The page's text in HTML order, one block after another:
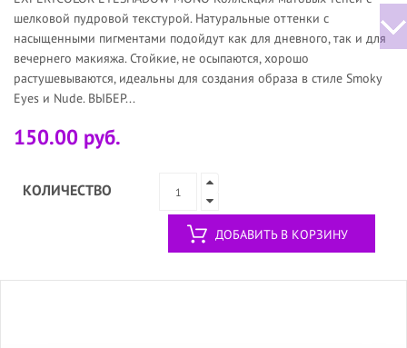
шелковой пудровой текстурой. Натуральные оттенки с
насыщенными пигментами подойдут как для дневного, так и для
вечернего макияжа. Стойкие, не осыпаются, хорошо
растушевываются, идеальны для создания образа в стиле Smoky
Eyes и Nude. ВЫБЕР...
150.00 руб.
КОЛИЧЕСТВО
ДОБАВИТЬ В КОРЗИНУ